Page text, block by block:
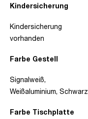
Kindersicherung
Farbe Gestell
Farbe Tischplatte
Kindersicherung
vorhanden
Signalweiß,
Weißaluminium, Schwarz